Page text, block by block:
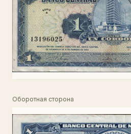
Оборотная сторона